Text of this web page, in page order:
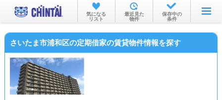
お部屋を探す
沿線・駅から
気になる
リスト
最近見た
物件
保存中の
条件
さいたま市浦和区の定期借家の賃貸物件情報を探す